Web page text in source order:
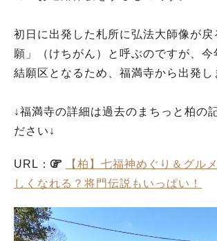
初日に出発した札所に弘法大師像が戻
願」（けちがん）と呼ぶのですが、今
結願区となるため、福満寺から出発し
↓福満寺の詳細は過去のまちっと柏の
ださい↓
URL：
【柏】七福神めぐり＆グル
しくなれる？将門伝説もいっぱい！